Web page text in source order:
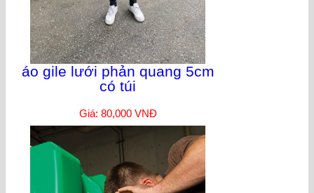
áo gile lưới phản quang 5cm
có túi
Giá: 80,000 VNĐ